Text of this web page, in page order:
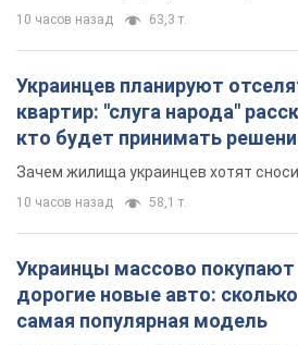
10 часов назад 63,3 т.
Украинцев планируют
квартир: "слуга народа"
кто будет принимать
сносе домов
Зачем жилища украинцев хотят
10 часов назад 58,1 т.
Украинцы массово покупают
дорогие новые авто:
самая популярная модель